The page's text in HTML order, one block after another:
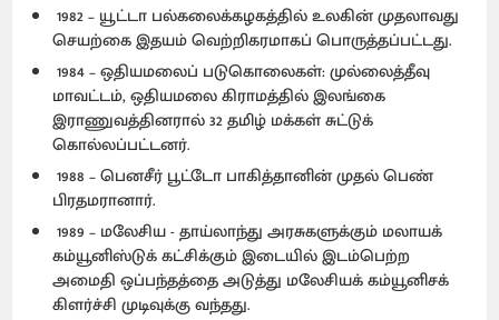
1982 – யூட்டா பல்கலைக்கழகத்தில் உலகின் முதலாவது
செயற்கை இதயம் வெற்றிகரமாகப் பொருத்தப்பட்டது.
1984 – ஒதியமலைப் படுகொலைகள்: முல்லைத்தீவு
மாவட்டம், ஒதியமலை கிராமத்தில் இலங்கை
இராணுவத்தினரால் 32 தமிழ் மக்கள் சுட்டுக்
கொல்லப்பட்டனர்.
1988 – பெனசீர் பூட்டோ பாகித்தானின் முதல் பெண்
பிரதமரானார்.
1989 – மலேசிய - தாய்லாந்து அரசுகளுக்கும் மலாயக்
கம்யூனிஸ்டுக் கட்சிக்கும் இடையில் இடம்பெற்ற
அமைதி ஒப்பந்தத்தை அடுத்து மலேசியக் கம்யூனிசக்
கிளர்ச்சி முடிவுக்கு வந்தது.